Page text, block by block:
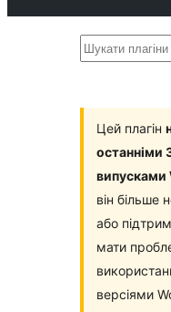
Шукати
Цей плагін
останніми
випусками
він більше
або
мати
версіями